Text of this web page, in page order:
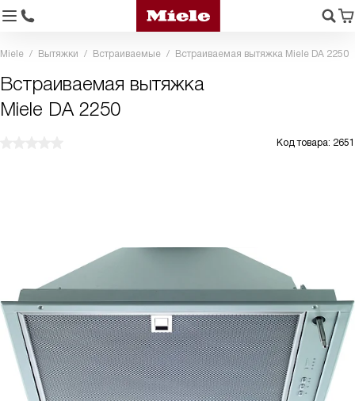
Miele Вытяжки Встраиваемые Встраиваемая вытяжка Miele DA 2250
Встраиваемая вытяжка
Miele DA 2250
Код товара: 2651